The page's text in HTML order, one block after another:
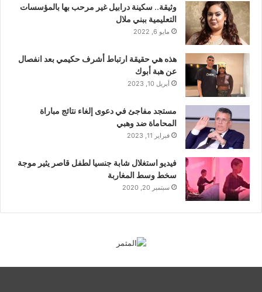
وثيقة.. سكينة درابيل غير مرحب بها بالمؤسسات
التعليمية ببني ملال
مايو 6, 2022
هذه هي حقيقة ارتباط أشرف حكيمي بعد انفصال
عن هبة أبوك
أبريل 10, 2023
مستجد مفاجئ في دعوى إلغاء نتائج مباراة
المحاماة ضد وهبي
فبراير 11, 2023
فيديو استغلال شابة جنسيا لطفل قاصر يثير موجة
سخط وسط المغاربة
سبتمبر 20, 2020